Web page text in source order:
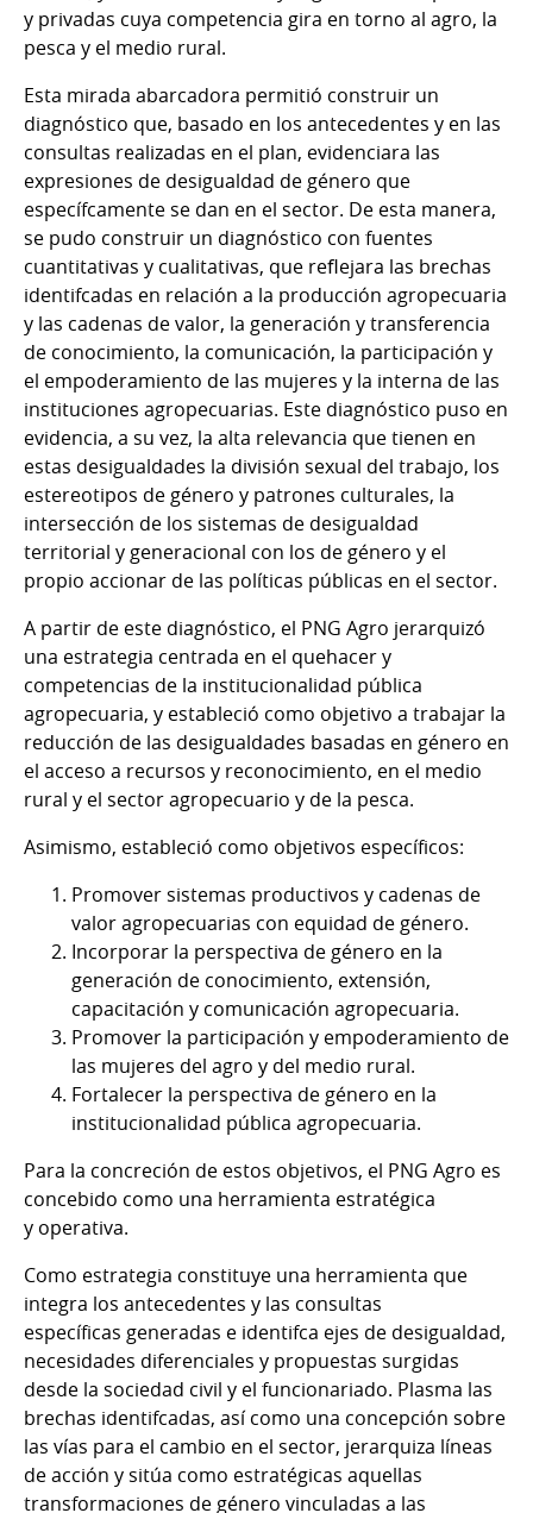
y privadas cuya competencia gira en torno al agro, la
pesca y el medio rural.
Esta mirada abarcadora permitió construir un
diagnóstico que, basado en los antecedentes y en las
consultas realizadas en el plan, evidenciara las
expresiones de desigualdad de género que
específcamente se dan en el sector. De esta manera,
se pudo construir un diagnóstico con fuentes
cuantitativas y cualitativas, que reﬂejara las brechas
identifcadas en relación a la producción agropecuaria
y las cadenas de valor, la generación y transferencia
de conocimiento, la comunicación, la participación y
el empoderamiento de las mujeres y la interna de las
instituciones agropecuarias. Este diagnóstico puso en
evidencia, a su vez, la alta relevancia que tienen en
estas desigualdades la división sexual del trabajo, los
estereotipos de género y patrones culturales, la
intersección de los sistemas de desigualdad
territorial y generacional con los de género y el
propio accionar de las políticas públicas en el sector.
A partir de este diagnóstico, el PNG Agro jerarquizó
una estrategia centrada en el quehacer y
competencias de la institucionalidad pública
agropecuaria, y estableció como objetivo a trabajar la
reducción de las desigualdades basadas en género en
el acceso a recursos y reconocimiento, en el medio
rural y el sector agropecuario y de la pesca.
Asimismo, estableció como objetivos específicos:
Promover sistemas productivos y cadenas de
valor agropecuarias con equidad de género.
Incorporar la perspectiva de género en la
generación de conocimiento, extensión,
capacitación y comunicación agropecuaria.
Promover la participación y empoderamiento de
las mujeres del agro y del medio rural.
Fortalecer la perspectiva de género en la
institucionalidad pública agropecuaria.
Para la concreción de estos objetivos, el PNG Agro es
concebido como una herramienta estratégica
y operativa.
Como estrategia constituye una herramienta que
integra los antecedentes y las consultas
específicas generadas e identifca ejes de desigualdad,
necesidades diferenciales y propuestas surgidas
desde la sociedad civil y el funcionariado. Plasma las
brechas identifcadas, así como una concepción sobre
las vías para el cambio en el sector, jerarquiza líneas
de acción y sitúa como estratégicas aquellas
transformaciones de género vinculadas a las